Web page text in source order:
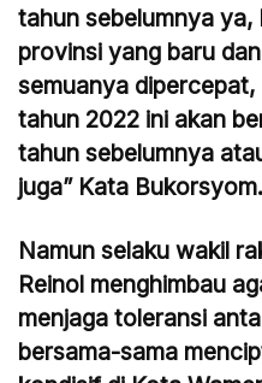
tahun sebelumnya
provinsi yang baru
semuanya
tahun 2022 ini akan
tahun sebelumnya
juga” Kata Bukorsyom.
Namun selaku wakil
Reinol menghimbau
menjaga toleransi
bersama-sama